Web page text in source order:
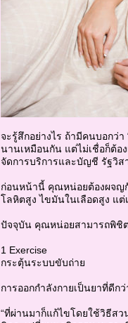
จะรู้สึกอย่างไร ถ้ามีคนบอกว่
นานเหมือนกัน แต่ไม่เชื่อก็ต้อ
จัดการบริการและบัญชี รัฐวิส
ก่อนหน้านี้ คุณหน่อยต้องผจญ
โลหิตสูง ไขมันในเลือดสูง แต่
ปัจจุบัน คุณหน่อยสามารถพิชิต
1 Exercise
กระตุ้นระบบขับถ่าย
การออกกำลังกายเป็นยาที่ดี
“ที่ผ่านมาก็แก้ไขโดยใช้วิธีสว